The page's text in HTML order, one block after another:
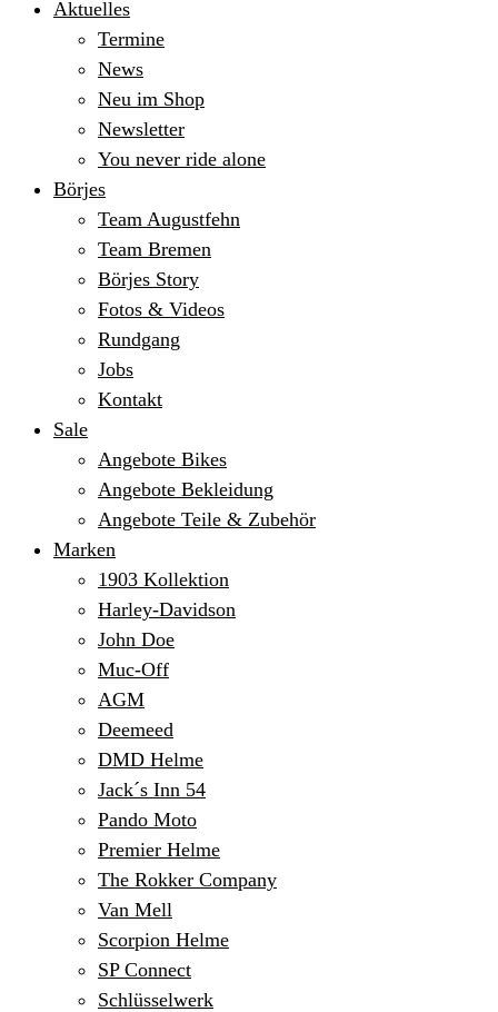
Aktuelles
Termine
News
Neu im Shop
Newsletter
You never ride alone
Börjes
Team Augustfehn
Team Bremen
Börjes Story
Fotos & Videos
Rundgang
Jobs
Kontakt
Sale
Angebote Bikes
Angebote Bekleidung
Angebote Teile & Zubehör
Marken
1903 Kollektion
Harley-Davidson
John Doe
Muc-Off
AGM
Deemeed
DMD Helme
Jack´s Inn 54
Pando Moto
Premier Helme
The Rokker Company
Van Mell
Scorpion Helme
SP Connect
Schlüsselwerk